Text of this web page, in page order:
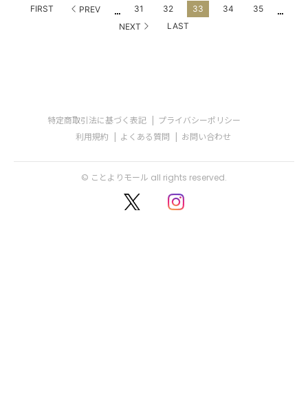
FIRST PREV ... 31 32 33 34 35 ...
NEXT LAST
特定商取引法に基づく表記
プライバシーポリシー
利用規約
よくある質問 お問い合わせ
© ことよりモール all rights reserved.